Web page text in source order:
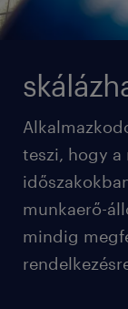
teszi, hogy
munkaerő-
mindig